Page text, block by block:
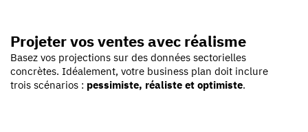
Projeter vos ventes avec réalisme
Basez vos projections sur des données sectorielles
concrètes. Idéalement, votre business plan doit inclure
trois scénarios : pessimiste, réaliste et optimiste.